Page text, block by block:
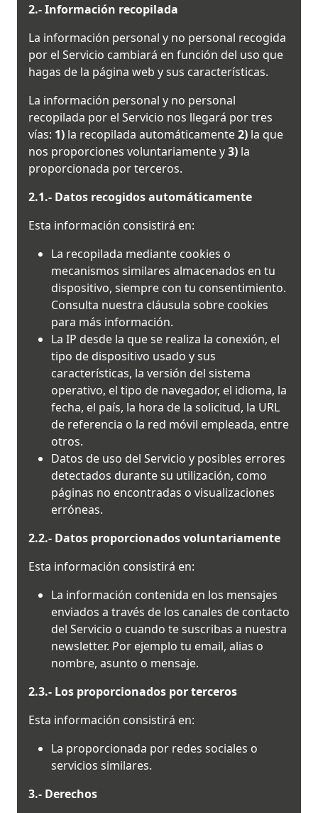
2.- Información recopilada
La información personal y no personal recogida
por el Servicio cambiará en función del uso que
hagas de la página web y sus características.
La información personal y no personal
recopilada por el Servicio nos llegará por tres
vías: 1) la recopilada automáticamente2) la que
nos proporciones voluntariamente y3) la
proporcionada por terceros.
2.1.- Datos recogidos automáticamente
Esta información consistirá en:
La recopilada mediante cookies o
mecanismos similares almacenados en tu
dispositivo, siempre con tu consentimiento.
Consulta nuestra cláusula sobre cookies
para más información.
La IP desde la que se realiza la conexión, el
tipo de dispositivo usado y sus
características, la versión del sistema
operativo, el tipo de navegador, el idioma, la
fecha, el país, la hora de la solicitud, la URL
de referencia o la red móvil empleada, entre
otros.
Datos de uso del Servicio y posibles errores
detectados durante su utilización, como
páginas no encontradas o visualizaciones
erróneas.
2.2.- Datos proporcionados voluntariamente
Esta información consistirá en:
La información contenida en los mensajes
enviados a través de los canales de contacto
del Servicio o cuando te suscribas a nuestra
newsletter. Por ejemplo tu email, alias o
nombre, asunto o mensaje.
2.3.- Los proporcionados por terceros
Esta información consistirá en:
La proporcionada por redes sociales o
servicios similares.
3.- Derechos